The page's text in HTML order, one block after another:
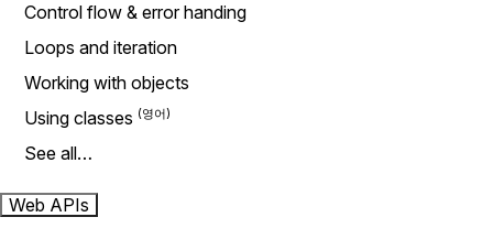
Control flow & error handing
Loops and iteration
Working with objects
Using classes
See all…
Web APIs